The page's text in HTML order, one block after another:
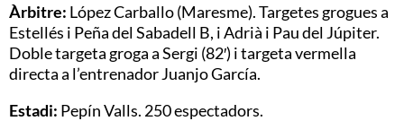
Àrbitre: López Carballo (Maresme). Targetes grogues a
Estellés i Peña del Sabadell B, i Adrià i Pau del Júpiter.
Doble targeta groga a Sergi (82′) i targeta vermella
directa a l’entrenador Juanjo García.
Estadi: Pepín Valls. 250 espectadors.